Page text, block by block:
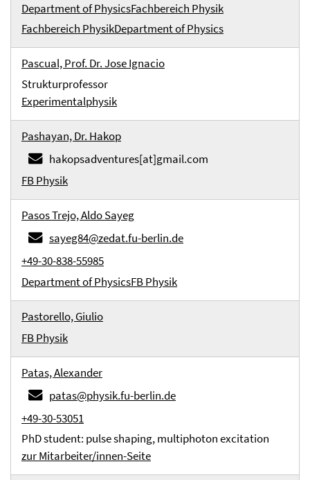
Department of PhysicsFachbereich Physik
Fachbereich PhysikDepartment of Physics
Pascual, Prof. Dr. Jose Ignacio
Strukturprofessor
Experimentalphysik
Pashayan, Dr. Hakop
hakopsadventures[at]gmail.com
FB Physik
Pasos Trejo, Aldo Sayeg
sayeg84@zedat.fu-berlin.de
+49-30-838-55985
Department of PhysicsFB Physik
Pastorello, Giulio
FB Physik
Patas, Alexander
patas@physik.fu-berlin.de
+49-30-53051
PhD student: pulse shaping, multiphoton excitation
zur Mitarbeiter/innen-Seite